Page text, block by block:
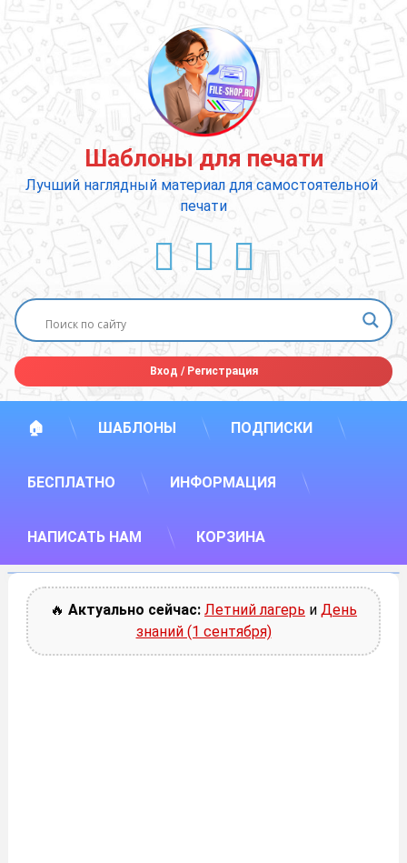
содержимому
Шаблоны для печати
Лучший наглядный материал для самостоятельной
печати
ВКонтакте
YouTube
E-mail
Вход /Регистрация
🏠 ШАБЛОНЫ ПОДПИСКИ
БЕСПЛАТНО ИНФОРМАЦИЯ
НАПИСАТЬ НАМ КОРЗИНА
🔥 Актуально сейчас: Летний лагерь и День
знаний (1 сентября)